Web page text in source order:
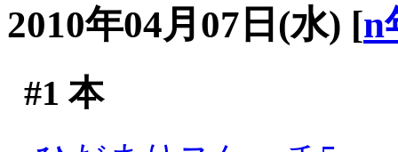
2010年04月07日(水) [n
#1 本